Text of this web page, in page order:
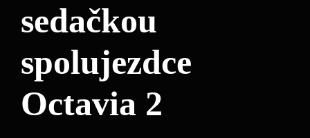
sedačkou
spolujezdce
Octavia 2